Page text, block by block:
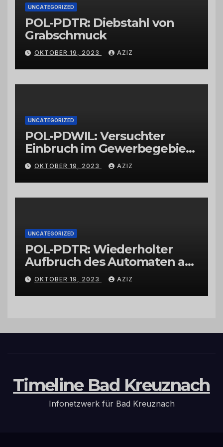
UNCATEGORIZED
POL-PDTR: Diebstahl von
Grabschmuck
OKTOBER 19, 2023 AZIZ
UNCATEGORIZED
POL-PDWIL: Versuchter
Einbruch im Gewerbegebiet
Wittlich
OKTOBER 19, 2023 AZIZ
UNCATEGORIZED
POL-PDTR: Wiederholter
Aufbruch des Automaten am
Wohnmobilstellplatz in
Hermeskeil am Labachweg
OKTOBER 19, 2023 AZIZ
Timeline Bad Kreuznach
Infonetzwerk für Bad Kreuznach